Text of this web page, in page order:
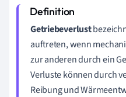
Getriebeverlust
auftreten, wenn
zur anderen durch ein
Verluste können durch
Reibung und